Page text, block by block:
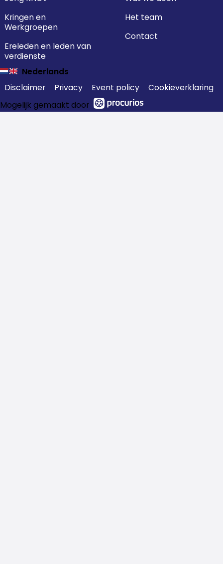
Kringen en
Werkgroepen
Ereleden en leden van
verdienste
Het team
Contact
Nederlands
Disclaimer
Privacy Event policy
Cookieverklaring
Mogelijk gemaakt door